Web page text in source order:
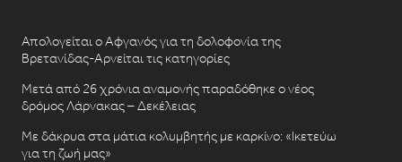
Απολογείται ο Αφγανός για τη δολοφονία της
Βρετανίδας-Αρνείται τις κατηγορίες
Μετά από 26 χρόνια αναμονής παραδόθηκε ο νέος
δρόμος Λάρνακας – Δεκέλειας
Με δάκρυα στα μάτια κολυμβητής με καρκίνο: «Ικετεύω
για τη ζωή μας»